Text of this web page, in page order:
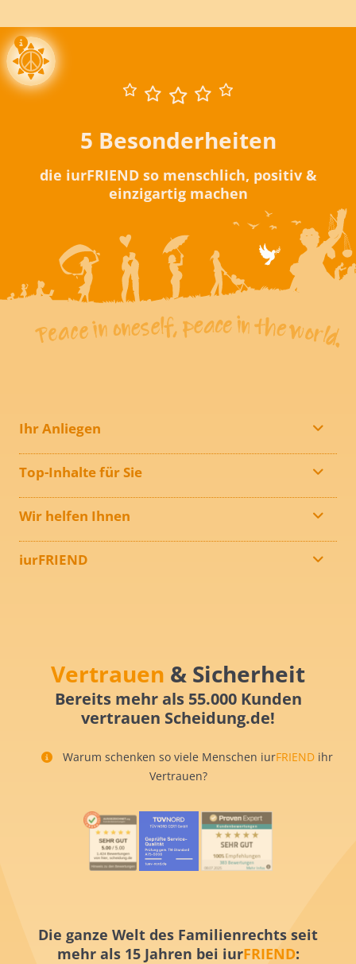
5 Besonderheiten
die iurFRIEND so menschlich, positiv &
einzigartig machen
Ihr Anliegen
Top-Inhalte für Sie
Wir helfen Ihnen
iurFRIEND
Vertrauen & Sicherheit
Bereits mehr als 55.000 Kunden
vertrauen Scheidung.de!
Warum schenken so viele Menschen iurFRIEND ihr
Vertrauen?
Die ganze Welt des Familienrechts seit
mehr als 15 Jahren bei iurFRIEND: